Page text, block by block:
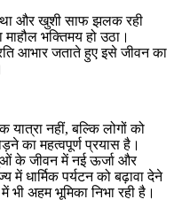
और खुशी साफ झलक रही
भक्तिमय हो उठा।
आभार जताते हुए इसे जीवन का
यात्रा नहीं, बल्कि लोगों को
का महत्वपूर्ण प्रयास है।
के जीवन में नई ऊर्जा और
धार्मिक पर्यटन को बढ़ावा देने
अहम भूमिका निभा रही है।